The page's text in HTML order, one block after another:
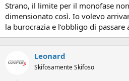
Strano, il limite per il monofase
dimensionato così. Io volevo
la burocrazia e l’obbligo di passare
Leonard
Skifosamente Skifoso